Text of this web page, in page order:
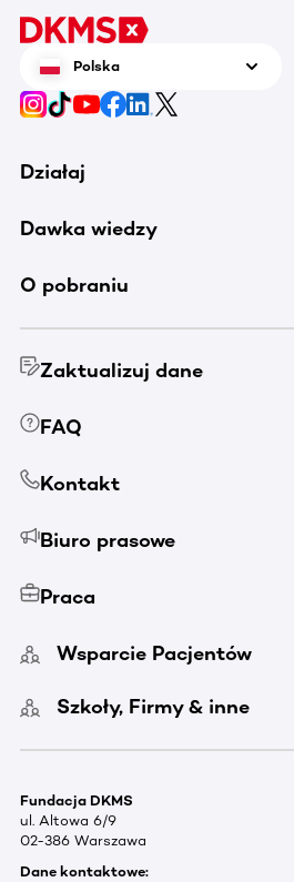
Polska
Działaj
Dawka wiedzy
O pobraniu
Zaktualizuj dane
FAQ
Kontakt
Biuro prasowe
Praca
Wsparcie Pacjentów
Szkoły, Firmy & inne
Fundacja DKMS
ul. Altowa 6/9
02-386 Warszawa
Dane kontaktowe: